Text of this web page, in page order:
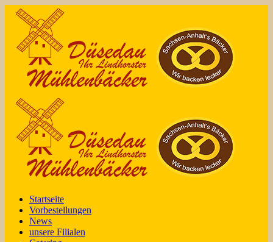
Startseite
Vorbestellungen
News
unsere Filialen